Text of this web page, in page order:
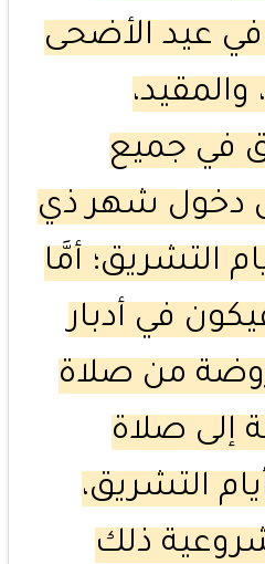
في عيد الأضحى
والمقيد،
في جميع
دخول شهر ذي
التشريق؛ أمَّا
في أدبار
من صلاة
إلى صلاة
التشريق،
ذلك